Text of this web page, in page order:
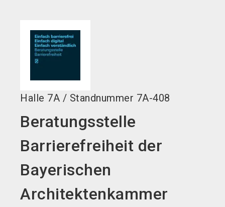
Halle 7A / Standnummer 7A-408
Beratungsstelle
Barrierefreiheit der
Bayerischen
Architektenkammer